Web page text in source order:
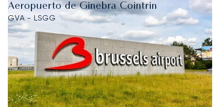
Aeropuerto de Ginebra Cointrin
GVA - LSGG